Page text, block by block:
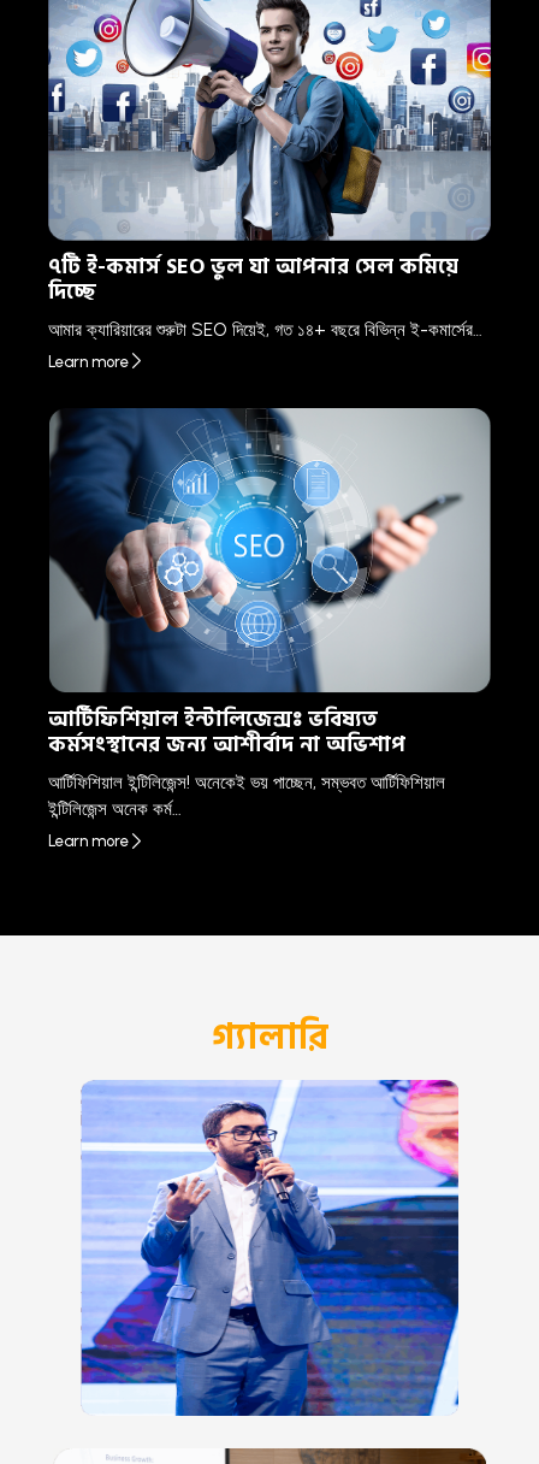
৭টি ই-কমার্স SEO ভুল যা আপনার সেল কমিয়ে
দিচ্ছে
আমার ক্যারিয়ারের শুরুটা SEO দিয়েই, গত ১৪+ বছরে বিভিন্ন ই-কমার্সের…
Learn more
আর্টিফিশিয়াল ইন্টালিজেন্সঃ ভবিষ্যত
কর্মসংস্থানের জন্য আশীর্বাদ না অভিশাপ
আর্টিফিশিয়াল ইন্টিলিজেন্স! অনেকেই ভয় পাচ্ছেন, সম্ভবত আর্টিফিশিয়াল
ইন্টিলিজেন্স অনেক কর্ম…
Learn more
গ্যালারি